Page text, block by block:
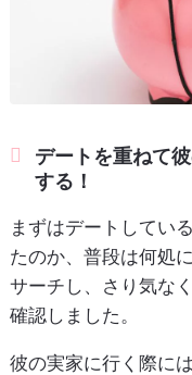
デートを重ねて
する！
まずはデートしてい
たのか、普段は何処
サーチし、さり気な
確認しました。
彼の実家に行く際に